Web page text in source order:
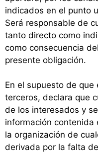
indicados en el punto
Será responsable de
tanto directo como
como consecuencia
presente obligación.
En el supuesto de
terceros, declara que
de los interesados y
información contenida
la organización de
derivada por la falta